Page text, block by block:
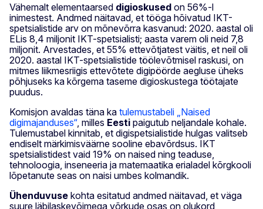
Vähemalt elementaarsed digioskused on 56%-l
inimestest. Andmed näitavad, et tööga hõivatud IKT-
spetsialistide arv on mõnevõrra kasvanud: 2020. aastal oli
ELis 8,4 miljonit IKT-spetsialisti; aasta varem oli neid 7,8
miljonit. Arvestades, et 55% ettevõtjatest väitis, et neil oli
2020. aastal IKT-spetsialistide töölevõtmisel raskusi, on
mitmes liikmesriigis ettevõtete digipöörde aegluse üheks
põhjuseks ka kõrgema taseme digioskustega töötajate
puudus.
Komisjon avaldas täna ka tulemustabeli „Naised
digimajanduses“, milles Eesti paigutub neljandale kohale.
Tulemustabel kinnitab, et digispetsialistide hulgas valitseb
endiselt märkimisväärne sooline ebavõrdsus. IKT
spetsialistidest vaid 19% on naised ning teaduse,
tehnoloogia, inseneeria ja matemaatika erialadel kõrgkooli
lõpetanute seas on naisi umbes kolmandik.
Ühenduvuse kohta esitatud andmed näitavad, et väga
suure läbilaskevõimega võrkude osas on olukord